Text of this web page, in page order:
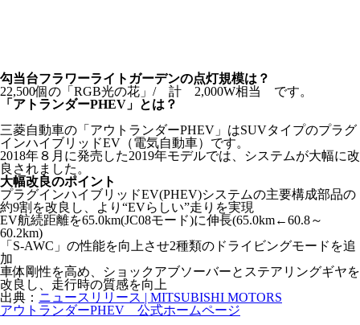
勾当台フラワーライトガーデンの点灯規模は？
22,500個の「RGB光の花」/ 計 2,000W相当 です。
「アトランダーPHEV」とは？
三菱自動車の「アウトランダーPHEV」はSUVタイプのプラグ
インハイブリッドEV（電気自動車）です。
2018年８月に発売した2019年モデルでは、システムが大幅に改
良されました。
大幅改良のポイント
プラグインハイブリッドEV(PHEV)システムの主要構成部品の
約9割を改良し、より“EVらしい”走りを実現
EV航続距離を65.0km(JC08モード)に伸長(65.0km←60.8～
60.2km)
「S-AWC」の性能を向上させ2種類のドライビングモードを追
加
車体剛性を高め、ショックアブソーバーとステアリングギヤを
改良し、走行時の質感を向上
出典： ニュースリリース | MITSUBISHI MOTORS
アウトランダーPHEV 公式ホームページ